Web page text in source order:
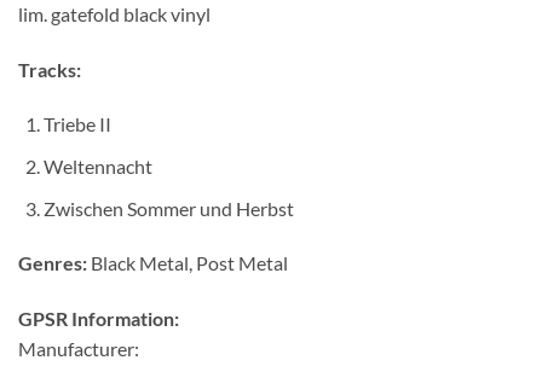
lim. gatefold black vinyl
Tracks:
Triebe II
Weltennacht
Zwischen Sommer und Herbst
Genres: Black Metal, Post Metal
GPSR Information:
Manufacturer: